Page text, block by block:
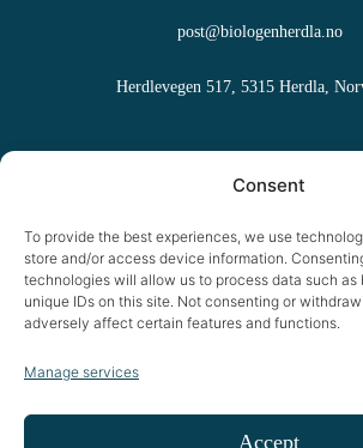
Consent
To provide the best experiences, we use
store and/or access device information.
technologies will allow us to process data such as
unique IDs on this site. Not consenting or
adversely affect certain features and functions.
Manage services
Accept
post@biologenherdla.no
Herdlevegen 517, 5315 Herdla,
Informationen zu Cookies
Datenschutzbestimmungen